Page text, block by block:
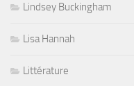
Lindsey Buckingham
Lisa Hannah
Littérature